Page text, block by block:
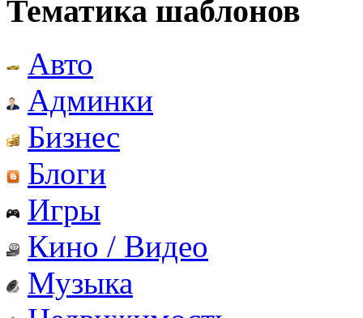
Тематика шаблонов
Авто
Админки
Бизнес
Блоги
Игры
Кино / Видео
Музыка